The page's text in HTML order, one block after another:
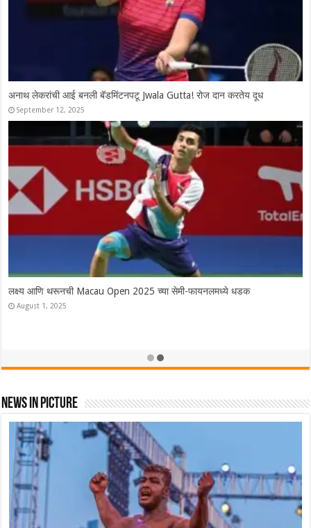
Syed Modi International 2025: चार भारतीय उपांत्य फेरीत दाखल, श्रीकांतचे
दमदार कमबॅक
November 28, 2025
News In Picture